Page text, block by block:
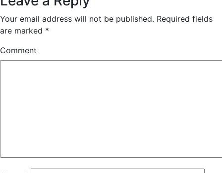
Your email address will not be published. Required fields
are marked *
Comment